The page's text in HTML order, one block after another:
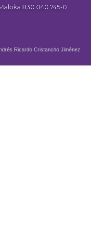
830.040.745-0
Ricardo Cristancho Jiménez